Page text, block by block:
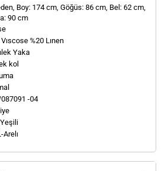
Boy: 174 cm, Göğüs: 86 cm, Bel: 62 cm,
90 cm
%20 Lınen
Yaka
kol
-04
Arelı